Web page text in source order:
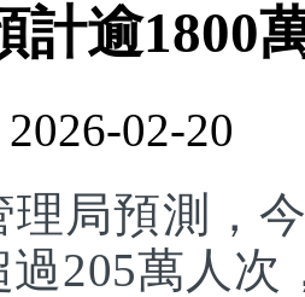
計逾1800
02-20
理局預測，
205萬人次